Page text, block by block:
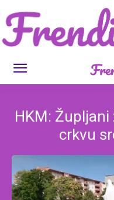
HKM: Župljani
crkvu